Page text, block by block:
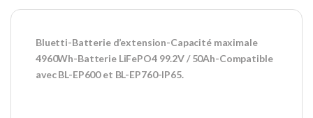
Bluetti-Batterie d’extension-Capacité maximale
4960Wh-Batterie LiFePO4 99.2V / 50Ah-Compatible
avec BL-EP600 et BL-EP760-IP65.